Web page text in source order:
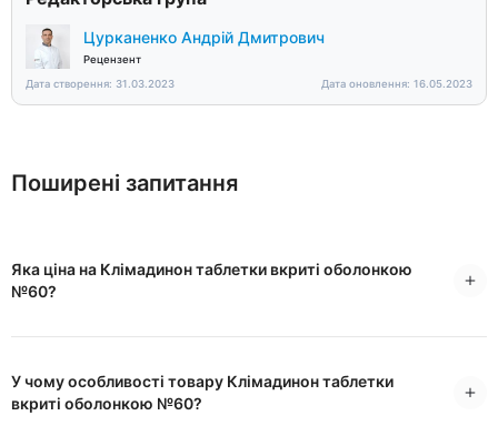
Цурканенко Андрій Дмитрович
Рецензент
Дата створення: 31.03.2023
Дата оновлення: 16.05.2023
Поширені запитання
Яка ціна на Клімадинон таблетки вкриті оболонкою
№60?
У чому особливості товару Клімадинон таблетки
вкриті оболонкою №60?